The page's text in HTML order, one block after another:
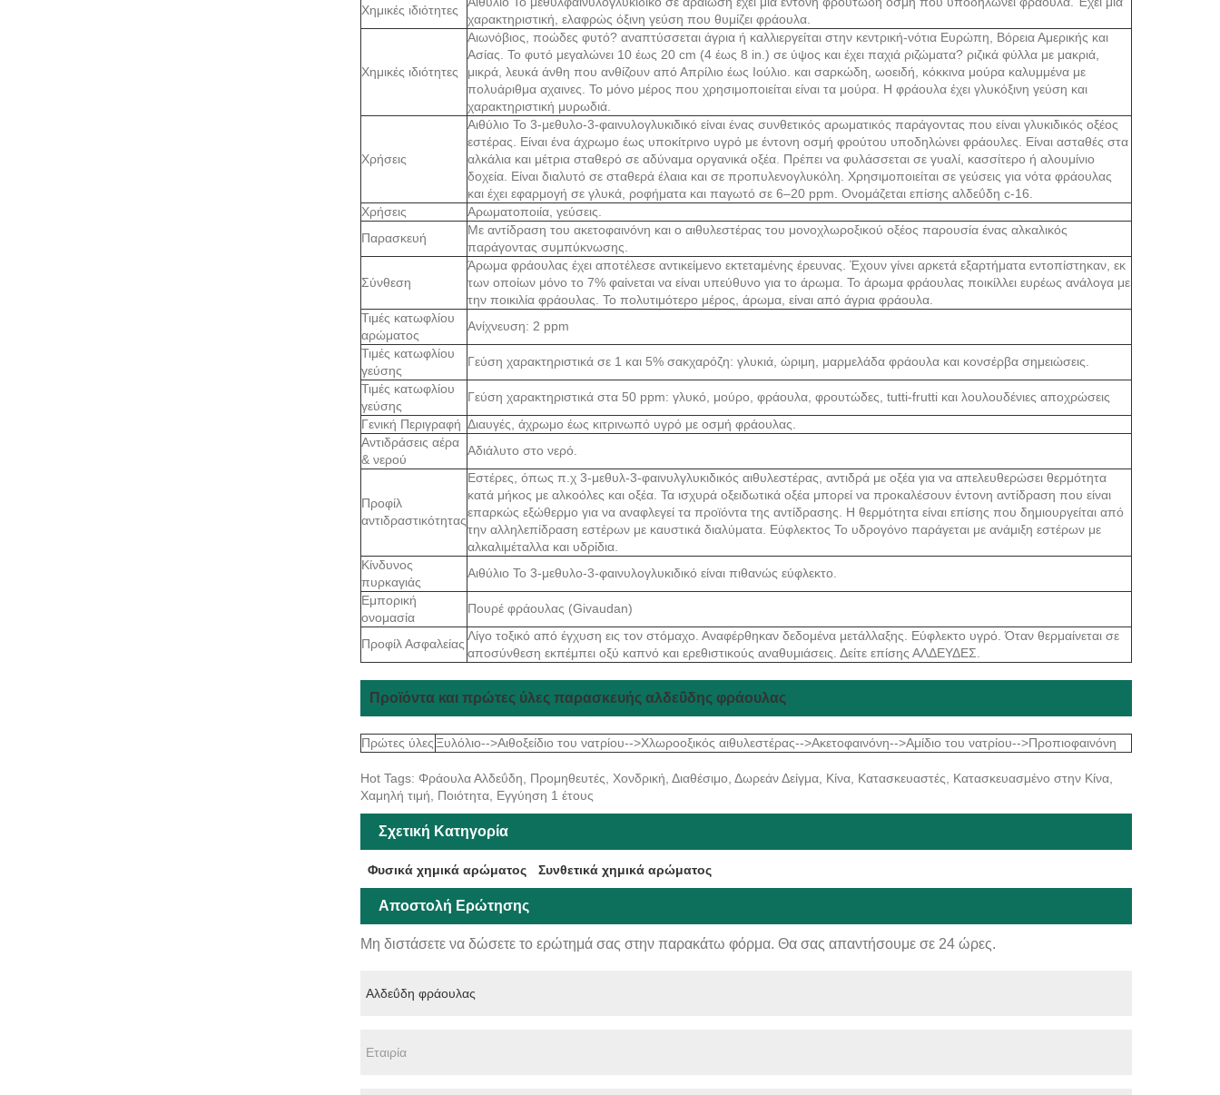
Χημικές ιδιότητες
χαρακτηριστική, ελαφρώς όξινη γεύση που θυμίζει φράουλα.
Χημικές ιδιότητες
Αιωνόβιος, ποώδες φυτό? αναπτύσσεται άγρια ​​ή καλλιεργείται στην κεντρική-νότια Ευρώπη, Βόρεια Αμερικής και
Ασίας. Το φυτό μεγαλώνει 10 έως 20 cm (4 έως 8 in.) σε ύψος και έχει παχιά ριζώματα? ριζικά φύλλα με μακριά,
μικρά, λευκά άνθη που ανθίζουν από Απρίλιο έως Ιούλιο. και σαρκώδη, ωοειδή, κόκκινα μούρα καλυμμένα με
πολυάριθμα αχαινες. Το μόνο μέρος που χρησιμοποιείται είναι τα μούρα. Η φράουλα έχει γλυκόξινη γεύση και
χαρακτηριστική μυρωδιά.
Χρήσεις
Αιθύλιο Το 3-μεθυλο-3-φαινυλογλυκιδικό είναι ένας συνθετικός αρωματικός παράγοντας που είναι γλυκιδικός οξέος
εστέρας. Είναι ένα άχρωμο έως υποκίτρινο υγρό με έντονη οσμή φρούτου υποδηλώνει φράουλες. Είναι ασταθές στα
αλκάλια και μέτρια σταθερό σε αδύναμα οργανικά οξέα. Πρέπει να φυλάσσεται σε γυαλί, κασσίτερο ή αλουμίνιο
δοχεία. Είναι διαλυτό σε σταθερά έλαια και σε προπυλενογλυκόλη. Χρησιμοποιείται σε γεύσεις για νότα φράουλας
και έχει εφαρμογή σε γλυκά, ροφήματα και παγωτό σε 6–20 ppm. Ονομάζεται επίσης αλδεΰδη c-16.
Χρήσεις
Αρωματοποιία, γεύσεις.
Παρασκευή
Με αντίδραση του ακετοφαινόνη και ο αιθυλεστέρας του μονοχλωροξικού οξέος παρουσία ένας αλκαλικός
παράγοντας συμπύκνωσης.
Σύνθεση
Άρωμα φράουλας έχει αποτέλεσε αντικείμενο εκτεταμένης έρευνας. Έχουν γίνει αρκετά εξαρτήματα εντοπίστηκαν, εκ
των οποίων μόνο το 7% φαίνεται να είναι υπεύθυνο για το άρωμα. Το άρωμα φράουλας ποικίλλει ευρέως ανάλογα με
την ποικιλία φράουλας. Το πολυτιμότερο μέρος, άρωμα, είναι από άγρια ​​φράουλα.
Τιμές κατωφλίου
αρώματος
Ανίχνευση: 2 ppm
Τιμές κατωφλίου
γεύσης
Γεύση χαρακτηριστικά σε 1 και 5% σακχαρόζη: γλυκιά, ώριμη, μαρμελάδα φράουλα και κονσέρβα σημειώσεις.
Τιμές κατωφλίου
γεύσης
Γεύση χαρακτηριστικά στα 50 ppm: γλυκό, μούρο, φράουλα, φρουτώδες, tutti-frutti και λουλουδένιες αποχρώσεις
Γενική Περιγραφή Διαυγές, άχρωμο έως κιτρινωπό υγρό με οσμή φράουλας.
Αντιδράσεις αέρα
& νερού
Αδιάλυτο στο νερό.
Προφίλ
αντιδραστικότητας
Εστέρες, όπως π.χ 3-μεθυλ-3-φαινυλγλυκιδικός αιθυλεστέρας, αντιδρά με οξέα για να απελευθερώσει θερμότητα
κατά μήκος με αλκοόλες και οξέα. Τα ισχυρά οξειδωτικά οξέα μπορεί να προκαλέσουν έντονη αντίδραση που είναι
επαρκώς εξώθερμο για να αναφλεγεί τα προϊόντα της αντίδρασης. Η θερμότητα είναι επίσης που δημιουργείται από
την αλληλεπίδραση εστέρων με καυστικά διαλύματα. Εύφλεκτος Το υδρογόνο παράγεται με ανάμιξη εστέρων με
αλκαλιμέταλλα και υδρίδια.
Κίνδυνος
πυρκαγιάς
Αιθύλιο Το 3-μεθυλο-3-φαινυλογλυκιδικό είναι πιθανώς εύφλεκτο.
Εμπορική
ονομασία
Πουρέ φράουλας (Givaudan)
Προφίλ Ασφαλείας
Λίγο τοξικό από έγχυση εις τον στόμαχο. Αναφέρθηκαν δεδομένα μετάλλαξης. Εύφλεκτο υγρό. Όταν θερμαίνεται σε
αποσύνθεση εκπέμπει οξύ καπνό και ερεθιστικούς αναθυμιάσεις. Δείτε επίσης ΑΛΔΕΥΔΕΣ.
Προϊόντα και πρώτες ύλες παρασκευής αλδεΰδης φράουλας
Πρώτες ύλες Ξυλόλιο-->Αιθοξείδιο του νατρίου-->Χλωροοξικός αιθυλεστέρας-->Ακετοφαινόνη-->Αμίδιο του νατρίου-->Προπιοφαινόνη
Hot Tags: Φράουλα Αλδεΰδη, Προμηθευτές, Χονδρική, Διαθέσιμο, Δωρεάν Δείγμα, Κίνα, Κατασκευαστές, Κατασκευασμένο στην Κίνα,
Χαμηλή τιμή, Ποιότητα, Εγγύηση 1 έτους
Σχετική Κατηγορία
Φυσικά χημικά αρώματος Συνθετικά χημικά αρώματος
Αποστολή Ερώτησης
Μη διστάσετε να δώσετε το ερώτημά σας στην παρακάτω φόρμα. Θα σας απαντήσουμε σε 24 ώρες.